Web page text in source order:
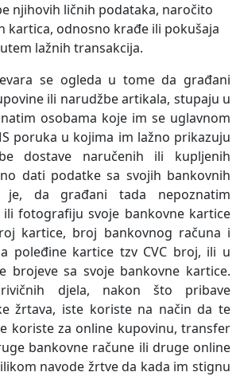
njihovih ličnih podataka, naročito
kartica, odnosno krađe ili pokušaja
lažnih transakcija.
se ogleda u tome da građani
ili narudžbe artikala, stupaju u
osobama koje im se uglavnom
poruka u kojima im lažno prikazuju
dostave naručenih ili kupljenih
dati podatke sa svojih bankovnih
je, da građani tada nepoznatim
ili fotografiju svoje bankovne kartice
kartice, broj bankovnog računa i
poleđine kartice tzv CVC broj, ili u
brojeve sa svoje bankovne kartice.
djela, nakon što pribave
žrtava, iste koriste na način da te
koriste za online kupovinu, transfer
bankovne račune ili druge online
navode žrtve da kada im stignu